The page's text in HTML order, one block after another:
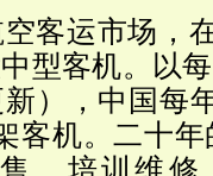
客运市场，
型客机。以
），中国每
客机。二十
、培训维修